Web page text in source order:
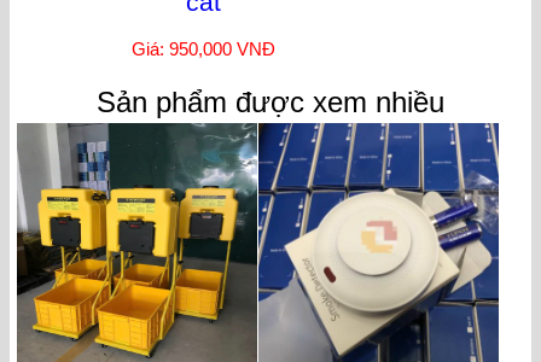
Giá: 950,000 VNĐ
Sản phẩm được xem nhiều